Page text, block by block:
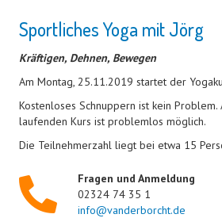
Sportliches Yoga mit Jörg
Kräftigen, Dehnen, Bewegen
Am Montag, 25.11.2019 startet der
Kostenloses Schnuppern ist kein Problem.
laufenden Kurs ist problemlos möglich.
Die Teilnehmerzahl liegt bei etwa 15
Fragen und Anmeldung
02324 74 35 1
info@vanderborcht.de